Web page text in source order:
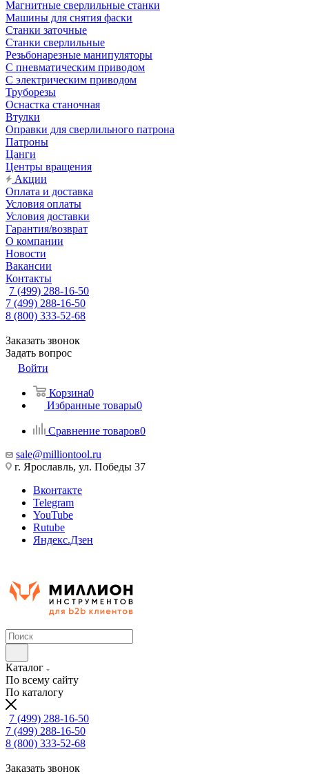
Магнитные сверлильные станки
Машины для снятия фаски
Станки заточные
Станки сверлильные
Резьбонарезные манипуляторы
С пневматическим приводом
С электрическим приводом
Труборезы
Оснастка станочная
Втулки
Оправки для сверлильного патрона
Патроны
Цанги
Центры вращения
Акции
Оплата и доставка
Условия оплаты
Условия доставки
Гарантия/возврат
О компании
Новости
Вакансии
Контакты
7 (499) 288-16-50
7 (499) 288-16-50
8 (800) 333-52-68
Заказать звонок
Задать вопрос
Войти
Корзина0
Избранные товары0
Сравнение товаров0
sale@milliontool.ru
г. Ярославль, ул. Победы 37
Вконтакте
Telegram
YouTube
Rutube
Яндекс.Дзен
Каталог
По всему сайту
По каталогу
7 (499) 288-16-50
7 (499) 288-16-50
8 (800) 333-52-68
Заказать звонок